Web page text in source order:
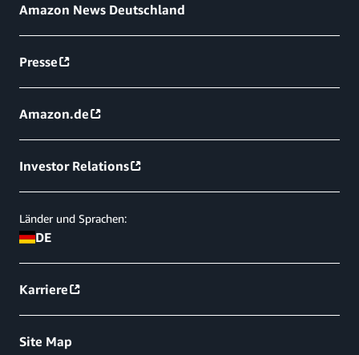
Amazon News Deutschland
Presse
Amazon.de
Investor Relations
Länder und Sprachen:
DE
Karriere
Site Map